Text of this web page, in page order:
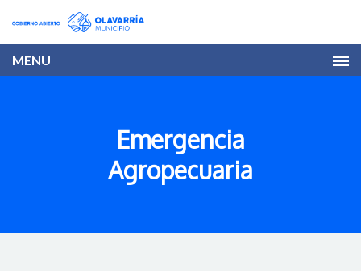
MENU
Emergencia
Agropecuaria